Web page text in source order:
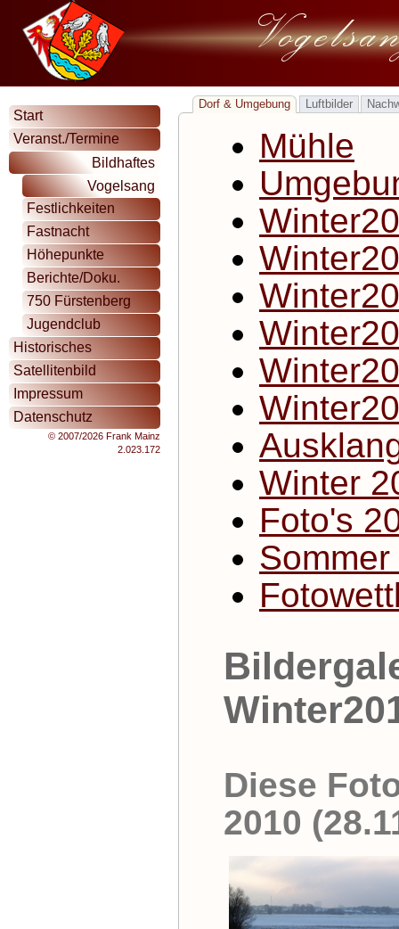
Dorf & Umgebung Luftbilder
Mühle
Winter
Foto's
Diese
2010
Start
Veranst./Termine
Bildhaftes
Vogelsang
Festlichkeiten
Fastnacht
Höhepunkte
Berichte/Doku.
750 Fürstenberg
Jugendclub
Historisches
Satellitenbild
Impressum
Datenschutz
© 2007/2026 Frank Mainz
2.023.172